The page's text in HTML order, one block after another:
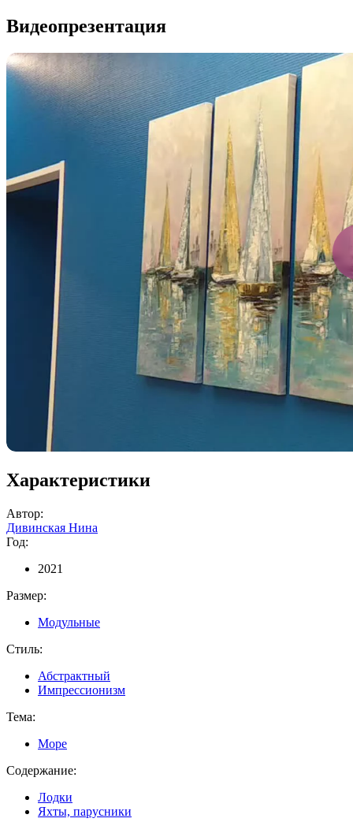
Видеопрезентация
Характеристики
Автор:
Дивинская Нина
Год:
2021
Размер:
Модульные
Стиль:
Абстрактный
Импрессионизм
Тема:
Море
Содержание:
Лодки
Яхты, парусники